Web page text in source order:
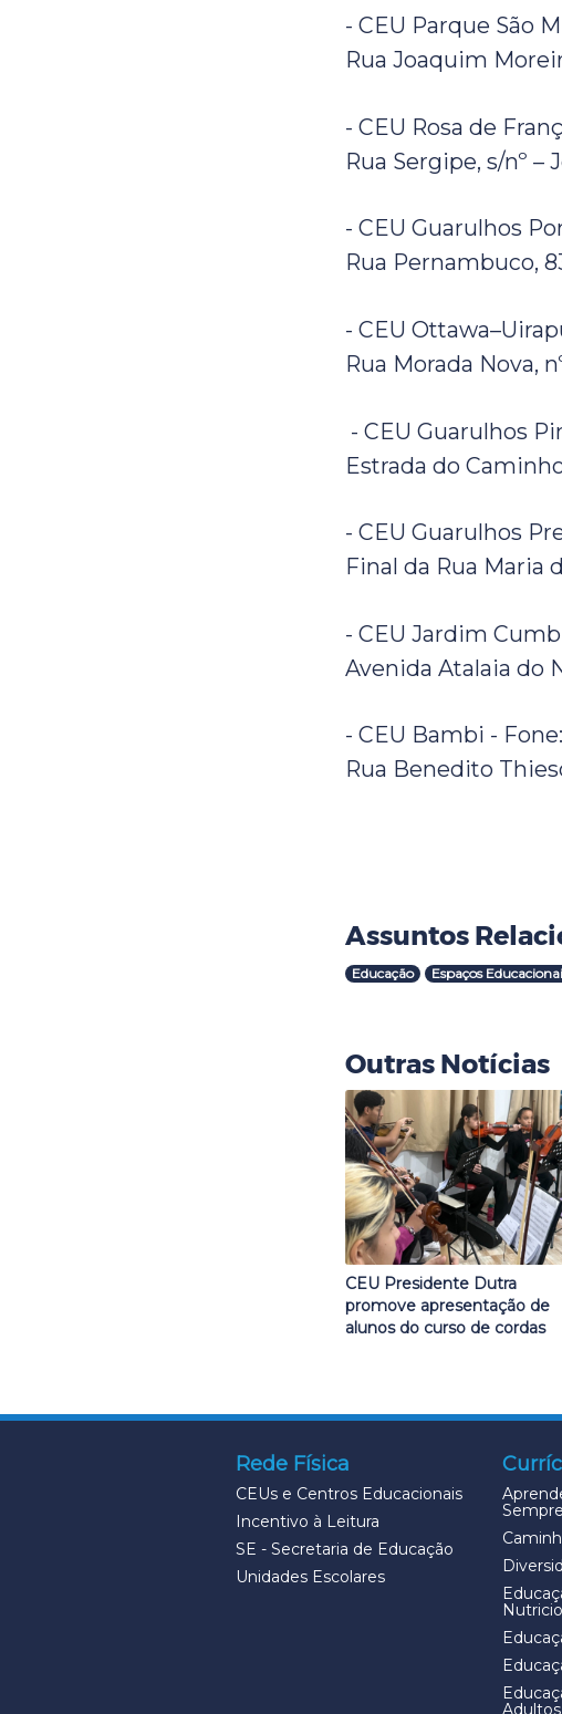
- CEU Parque São
Rua Joaquim
- CEU Rosa de
Rua Sergipe, s/nº –
- CEU Guarulhos
Rua Pernambuco,
- CEU
Rua Morada Nova,
- CEU Guarulhos
Estrada do
- CEU Guarulhos
Final da Rua Maria
- CEU Jardim
Avenida Atalaia do
- CEU Bambi -
Rua Benedito
Assuntos
Educação Espaços
Outras Notícias
CEU Presidente Dutra
promove apresentação de
alunos do curso de cordas
Rede Física
CEUs e Centros Educacionais
Incentivo à Leitura
SE - Secretaria de Educação
Unidades Escolares
Sempre